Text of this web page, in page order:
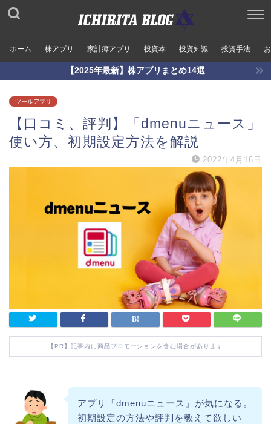
ホーム 株アプリ 家計簿アプリ 投資本 投資知識 投資手法
【2025年最新】株アプリまとめ14選
ツールアプリ
【口コミ、評判】「dmenuニュース」
使い方、初期設定方法を解説
2022年4月16日
【PR】記事内に商品プロモーションを含む場合があります
アプリ「dmenuニュース」が気になる。
初期設定の方法や評判を教えて欲しい